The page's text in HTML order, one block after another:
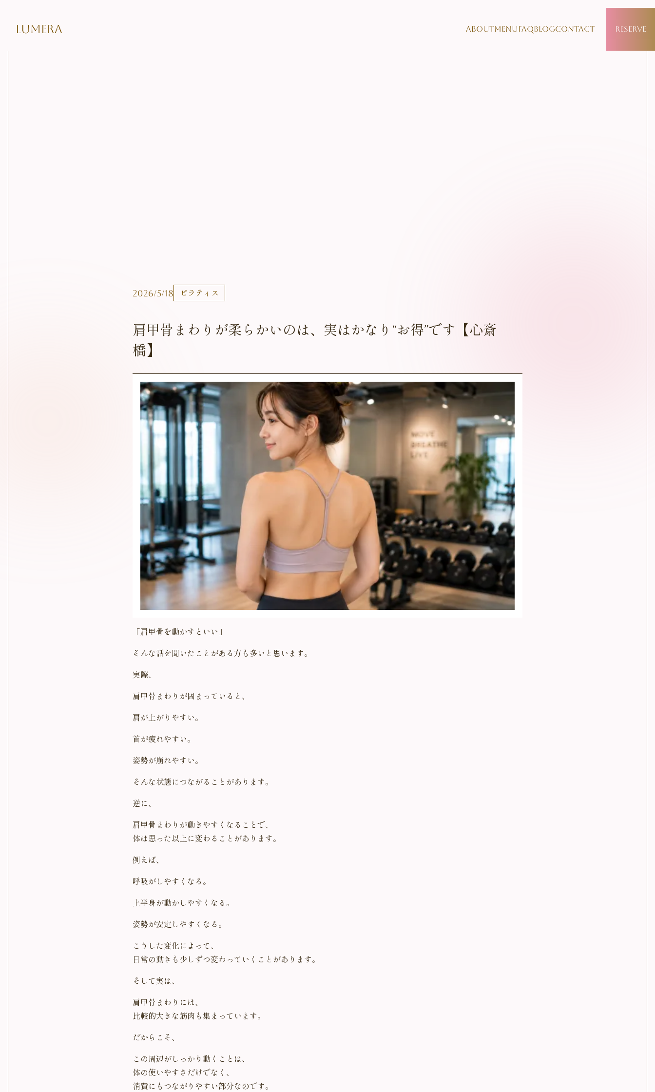
LUMERA AboutMenu FAQBlogContact Reserve
2026/5/18 ピラティス
肩甲骨まわりが柔らかいのは、実はかなり“お得”です【心斎
橋】
「肩甲骨を動かすといい」
そんな話を聞いたことがある方も多いと思います。
実際、
肩甲骨まわりが固まっていると、
肩が上がりやすい。
首が疲れやすい。
姿勢が崩れやすい。
そんな状態につながることがあります。
逆に、
肩甲骨まわりが動きやすくなることで、
体は思った以上に変わることがあります。
例えば、
呼吸がしやすくなる。
上半身が動かしやすくなる。
姿勢が安定しやすくなる。
こうした変化によって、
日常の動きも少しずつ変わっていくことがあります。
そして実は、
肩甲骨まわりには、
比較的大きな筋肉も集まっています。
だからこそ、
この周辺がしっかり動くことは、
体の使いやすさだけでなく、
消費にもつながりやすい部分なのです。